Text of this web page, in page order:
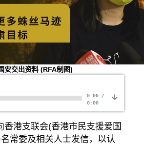
安交出资料(RFA制图)
0:00/
0:00
香港支联会(香港市民支援爱国
常委及相关人士发信，以认